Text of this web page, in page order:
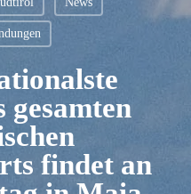
gesamten
findet an